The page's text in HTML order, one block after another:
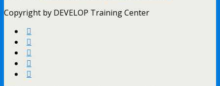
Copyright by DEVELOP Training Center